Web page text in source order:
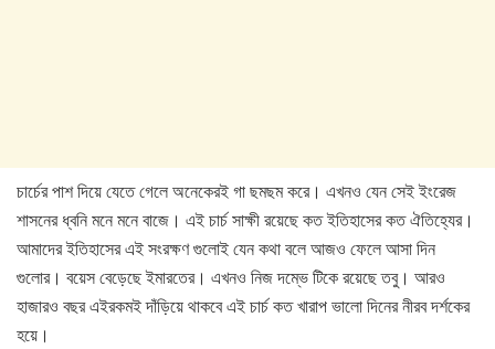
চার্চের পাশ দিয়ে যেতে গেলে অনেকেরই গা ছমছম করে। এখনও যেন সেই ইংরেজ
শাসনের ধ্বনি মনে মনে বাজে। এই চার্চ সাক্ষী রয়েছে কত ইতিহাসের কত ঐতিহ্যের।
আমাদের ইতিহাসের এই সংরক্ষণ গুলোই যেন কথা বলে আজও ফেলে আসা দিন
গুলোর। বয়েস বেড়েছে ইমারতের। এখনও নিজ দম্ভে টিকে রয়েছে তবু। আরও
হাজারও বছর এইরকমই দাঁড়িয়ে থাকবে এই চার্চ কত খারাপ ভালো দিনের নীরব দর্শকের
হয়ে।